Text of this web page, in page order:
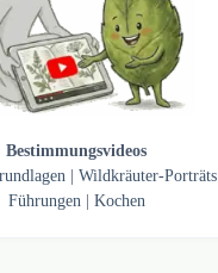
Bestimmungsvideos
| Wildkräuter-Porträts|
Führungen| Kochen